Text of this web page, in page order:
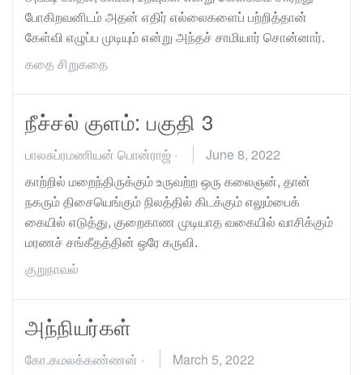
போகிறவனிடம் அதன் எதிர் எல்லைகளைப் பற்றித்தான்
கேள்வி எழுப்ப முடியும் என்று அந்தச் சாமியார் சொன்னார்.
கதைசிறுகதை
நீச்சல் குளம்: பகுதி 3
பாலசுப்ரமணியன் பொன்ராஜ் ·
June 8, 2022
காற்றில் மறைந்திருக்கும் உருவற்ற ஒரு கலைஞன், தான்
நகரும் திசையெங்கும் நிலத்தில் கிடக்கும் எலும்பைக்
கையில் எடுத்து, குறைகாண முடியாத வகையில் வாசிக்கும்
மரணச் சங்கீதத்தின் ஒரே கருவி.
குறுநாவல்
அந்நியர்கள்
கோ.கமலக்கண்ணன் ·
March 5, 2022